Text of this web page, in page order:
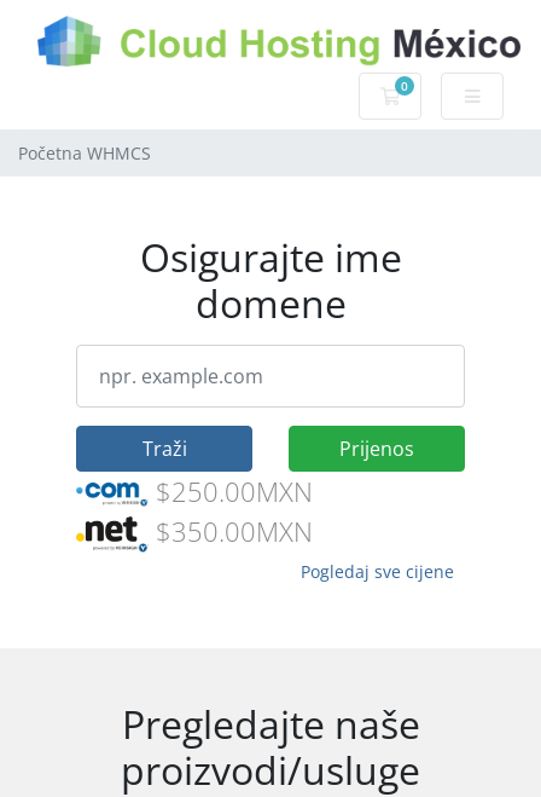
0
Košarica
Početna WHMCS
Osigurajte ime
domene
Traži Prijenos
$250.00MXN
$350.00MXN
Pogledaj sve cijene
Pregledajte naše
proizvodi/usluge